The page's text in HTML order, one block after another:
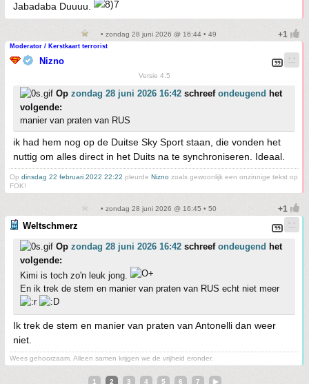
Jabadaba Duuuu.
• zondag 28 juni 2026 @ 16:44 • 49
Moderator / Kerstkaart terrorist
Nizno
Versie 4.5
Op zondag 28 juni 2026 16:42 schreef ondeugend het
volgende:
manier van praten van RUS
ik had hem nog op de Duitse Sky Sport staan, die vonden het
nuttig om alles direct in het Duits na te synchroniseren. Ideaal.
Op dinsdag 22 februari 2022 22:22 pleurde Nizno zoals gewoonlijk een onzinnige tekst op
FOK!
• zondag 28 juni 2026 @ 16:45 • 50
Weltschmerz
Op zondag 28 juni 2026 16:42 schreef ondeugend het
volgende:
Kimi is toch zo'n leuk jong.
En ik trek de stem en manier van praten van RUS echt niet meer
Ik trek de stem en manier van praten van Antonelli dan weer
niet.
Wees gehoorzaam. Alleen samen krijgen we de vrijheid eronder.
1 2 3 4 5 6 7